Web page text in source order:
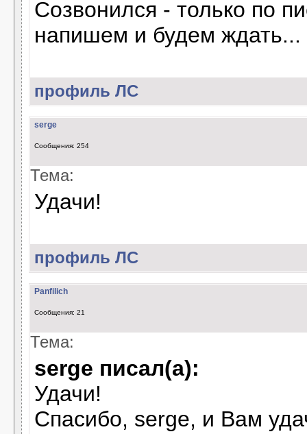
Созвонился - только по
напишем и будем ждать...
профиль ЛС
serge
Сообщения: 254
Тема:
Удачи!
профиль ЛС
Panfilich
Сообщения: 21
Тема:
serge писал(а):
Удачи!
Спасибо, serge, и Вам